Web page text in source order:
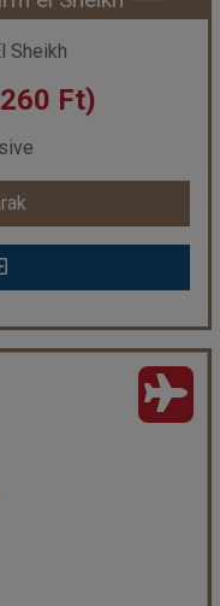
Ft)
Sheikh
Ft)
el Sheikh ****
****